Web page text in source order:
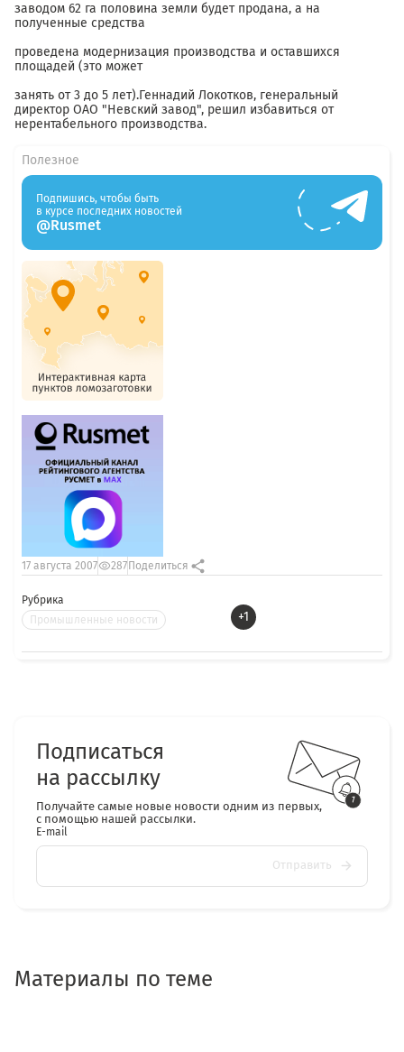
заводом 62 га половина земли будет продана, а на
полученные средства
проведена модернизация производства и оставшихся
площадей (это может
занять от 3 до 5 лет).Геннадий Локотков, генеральный
директор ОАО "Невский завод", решил избавиться от
нерентабельного производства.
Рубрика
Промышленные новости
+1
17 августа 2007 287 Поделиться
Полезное
Подпишись, чтобы быть
в курсе последних новостей
@Rusmet
Подписаться
на рассылку
Получайте самые новые новости одним из первых,
с помощью нашей рассылки.
E-mail
Отправить
Материалы по теме